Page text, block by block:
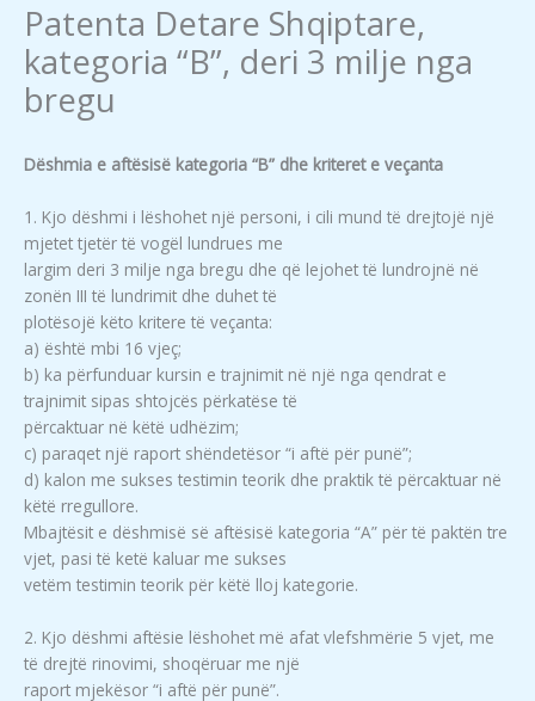
Captain)
quantity
Patenta Detare Shqiptare,
kategoria “B”, deri 3 milje nga
bregu
Dëshmia e aftësisë kategoria “B” dhe kriteret e veçanta
1. Kjo dëshmi i lëshohet një personi, i cili mund të drejtojë një
mjetet tjetër të vogël lundrues me
largim deri 3 milje nga bregu dhe që lejohet të lundrojnë në
zonën III të lundrimit dhe duhet të
plotësojë këto kritere të veçanta:
a) është mbi 16 vjeç;
b) ka përfunduar kursin e trajnimit në një nga qendrat e
trajnimit sipas shtojcës përkatëse të
përcaktuar në këtë udhëzim;
c) paraqet një raport shëndetësor “i aftë për punë”;
d) kalon me sukses testimin teorik dhe praktik të përcaktuar në
këtë rregullore.
Mbajtësit e dëshmisë së aftësisë kategoria “A” për të paktën tre
vjet, pasi të ketë kaluar me sukses
vetëm testimin teorik për këtë lloj kategorie.
2. Kjo dëshmi aftësie lëshohet më afat vlefshmërie 5 vjet, me
të drejtë rinovimi, shoqëruar me një
raport mjekësor “i aftë për punë”.